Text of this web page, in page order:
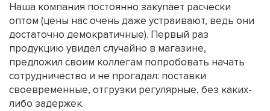
Наша компания постоянно закупает расчески
оптом (цены нас очень даже устраивают, ведь они
достаточно демократичные). Первый раз
продукцию увидел случайно в магазине,
предложил своим коллегам попробовать начать
сотрудничество и не прогадал: поставки
своевременные, отгрузки регулярные, без каких-
либо задержек.